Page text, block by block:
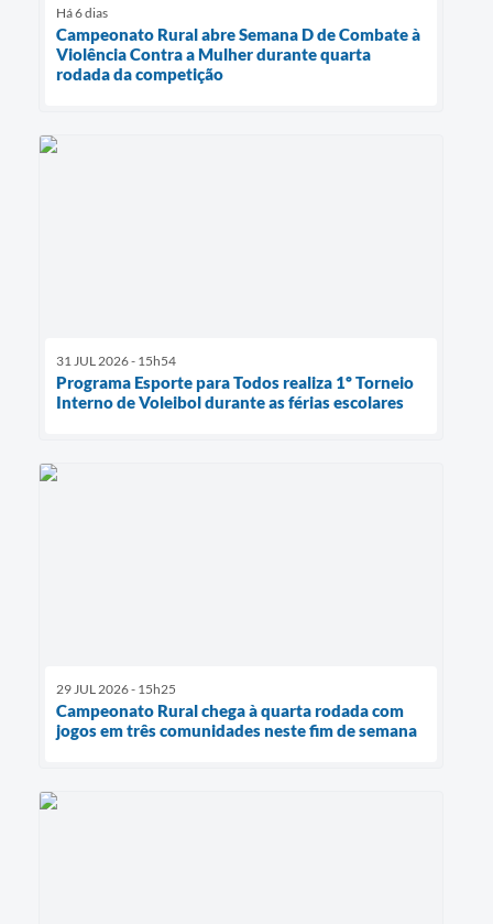
Há 6 dias
Campeonato Rural abre Semana D de Combate à
Violência Contra a Mulher durante quarta
rodada da competição
31 JUL 2026 - 15h54
Programa Esporte para Todos realiza 1º Torneio
Interno de Voleibol durante as férias escolares
29 JUL 2026 - 15h25
Campeonato Rural chega à quarta rodada com
jogos em três comunidades neste fim de semana